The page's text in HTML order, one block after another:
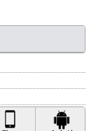
iPhone対応